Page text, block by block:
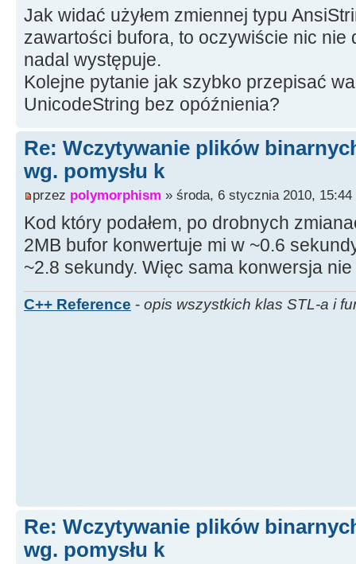
FileSeek(iFileHandle, 0, 0);
pszBuffer = new
iBytesRead =
iFileLength);
FileClose(iFileHandle);
while(iBytesWrite < iBytesRead)
{
if(pszBuffer[iBytesWrite] ==
pszBuffer[iBytesWrite] = ' ';
iBytesWrite++;
}
dane = pszBuffer;
delete [] pszBuffer;
}
catch(...)
Jak widać użyłem zmiennej typu
zawartości bufora, to oczywiście nic nie
nadal występuje.
Kolejne pytanie jak szybko przepisać
UnicodeString bez opóźnienia?
Re: Wczytywanie plików
wg. pomysłu k
przez polymorphism » środa, 6 stycznia 2010, 15:44
Kod który podałem, po drobnych
2MB bufor konwertuje mi w ~0.6
~2.8 sekundy. Więc sama konwersja
C++ Reference - opis wszystkich klas STL-a i
Re: Wczytywanie plików
wg. pomysłu k